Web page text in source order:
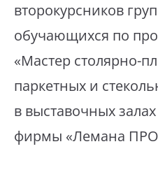
второкурсников
обучающихся по
«Мастер столярно-
паркетных и
в выставочных
фирмы «Лемана